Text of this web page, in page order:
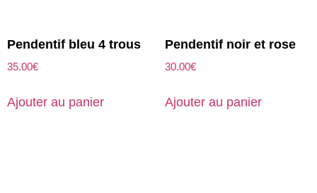
Pendentif bleu 4 trous
35.00€
Ajouter au panier
Pendentif noir et rose
30.00€
Ajouter au panier